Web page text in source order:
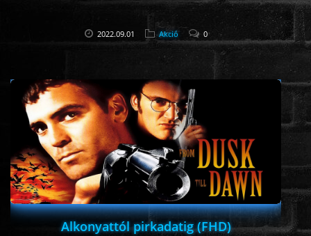
2022.09.01 Akció 0
Alkonyattól pirkadatig (FHD)